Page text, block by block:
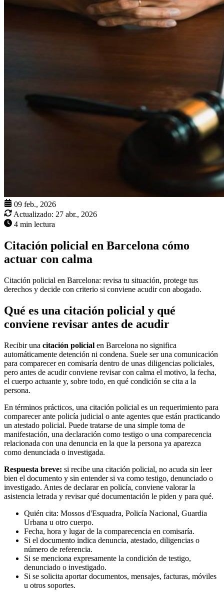
09 feb., 2026
Actualizado: 27 abr., 2026
4 min lectura
Citación policial en Barcelona cómo
actuar con calma
Citación policial en Barcelona: revisa tu situación, protege tus
derechos y decide con criterio si conviene acudir con abogado.
Qué es una citación policial y qué
conviene revisar antes de acudir
Recibir una citación policial en Barcelona no significa
automáticamente detención ni condena. Suele ser una comunicación
para comparecer en comisaría dentro de unas diligencias policiales,
pero antes de acudir conviene revisar con calma el motivo, la fecha,
el cuerpo actuante y, sobre todo, en qué condición se cita a la
persona.
En términos prácticos, una citación policial es un requerimiento para
comparecer ante policía judicial o ante agentes que están practicando
un atestado policial. Puede tratarse de una simple toma de
manifestación, una declaración como testigo o una comparecencia
relacionada con una denuncia en la que la persona ya aparezca
como denunciada o investigada.
Respuesta breve: si recibe una citación policial, no acuda sin leer
bien el documento y sin entender si va como testigo, denunciado o
investigado. Antes de declarar en policía, conviene valorar la
asistencia letrada y revisar qué documentación le piden y para qué.
Quién cita: Mossos d'Esquadra, Policía Nacional, Guardia
Urbana u otro cuerpo.
Fecha, hora y lugar de la comparecencia en comisaría.
Si el documento indica denuncia, atestado, diligencias o
número de referencia.
Si se menciona expresamente la condición de testigo,
denunciado o investigado.
Si se solicita aportar documentos, mensajes, facturas, móviles
u otros soportes.